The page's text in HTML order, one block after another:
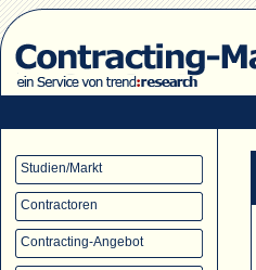
Studien/Markt
Contractoren
Contracting-Angebot